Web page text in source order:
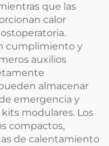
que las
calor
cumplimiento y
auxilios
almacenar
emergencia y
modulares. Los
compactos,
de calentamiento